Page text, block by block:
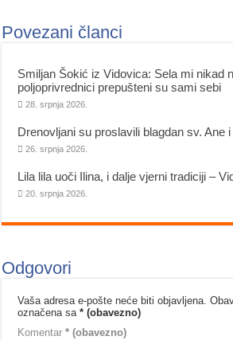
Povezani članci
Smiljan Šokić iz Vidovica: Sela mi nikad
poljoprivrednici prepušteni su sami sebi
28. srpnja 2026.
Drenovljani su proslavili blagdan sv. Ane
26. srpnja 2026.
Lila lila uoči Ilina, i dalje vjerni tradiciji –
20. srpnja 2026.
Odgovori
Vaša adresa e-pošte neće biti objavljena.
označena sa* (obavezno)
Komentar* (obavezno)